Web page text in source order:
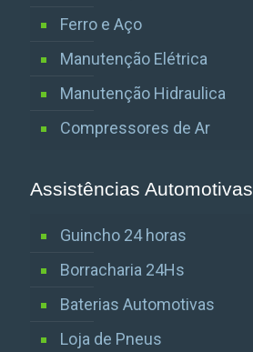
Ferro e Aço
Manutenção Elétrica
Manutenção Hidraulica
Compressores de Ar
Assistências Automotivas
Guincho 24 horas
Borracharia 24Hs
Baterias Automotivas
Loja de Pneus